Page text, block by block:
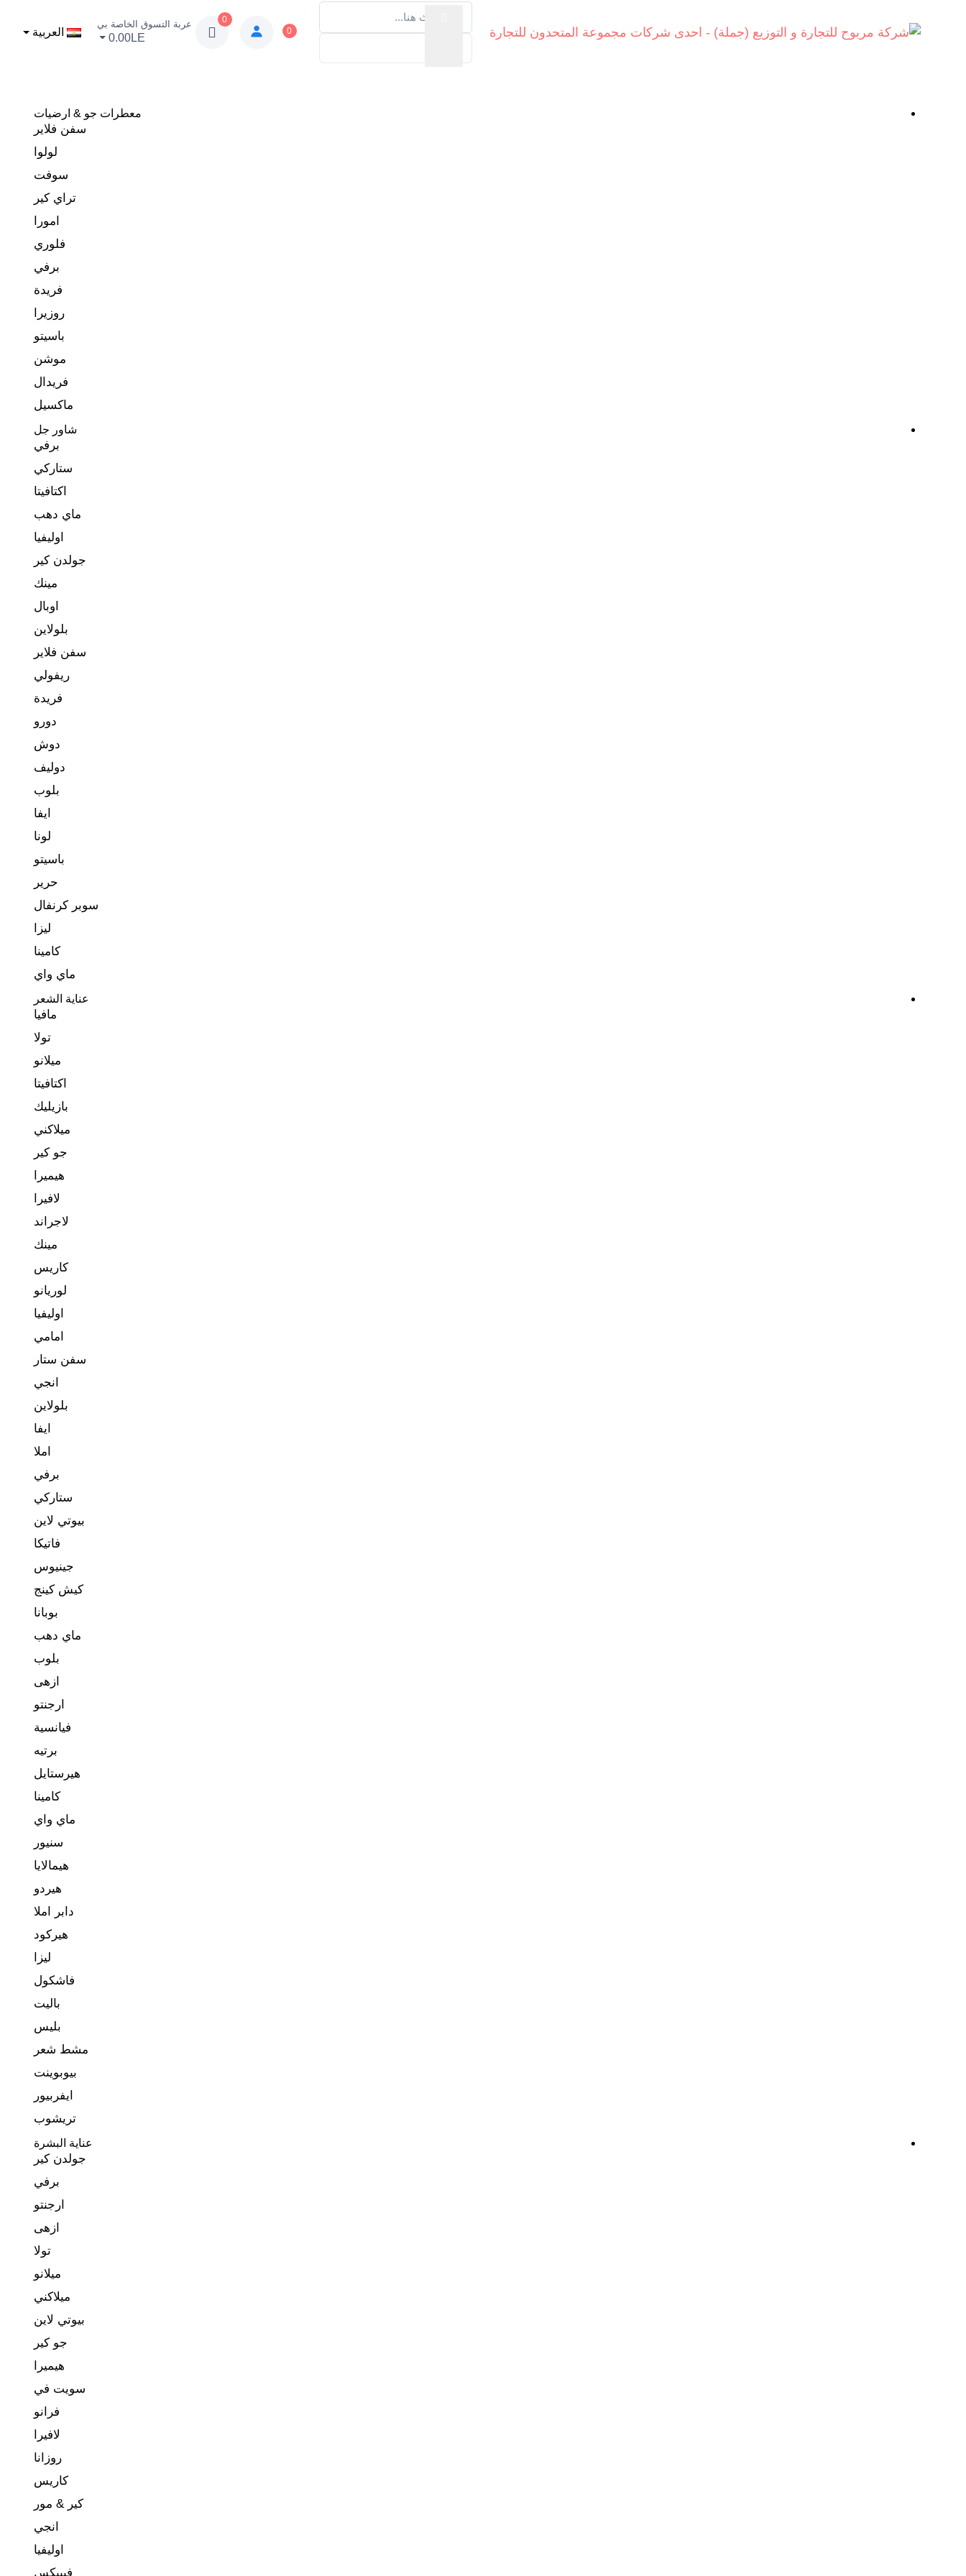
0
0 عربة التسوق الخاصة بي
0.00LE العربية
معطرات جو & ارضيات
سفن فلاير
لولوا
سوفت
تراي كير
امورا
فلوري
برفي
فريدة
روزيرا
باسيتو
موشن
فريدال
ماكسيل
شاور جل
برفي
ستاركي
اكتافيتا
ماي دهب
اوليفيا
جولدن كير
مينك
اوبال
بلولاين
سفن فلاير
ريفولي
فريدة
دورو
دوش
دوليف
بلوب
ايفا
لونا
باسيتو
حرير
سوبر كرنفال
ليزا
كامينا
ماي واي
عناية الشعر
مافيا
تولا
ميلانو
اكتافيتا
بازيليك
ميلاكني
جو كير
هيميرا
لافيرا
لاجراند
مينك
كاريس
لوريانو
اوليفيا
امامي
سفن ستار
انجي
بلولاين
ايفا
املا
برفي
ستاركي
بيوتي لاين
فاتيكا
جينيوس
كيش كينج
بوبانا
ماي دهب
بلوب
ازهى
ارجنتو
فيانسية
برتيه
هيرستايل
كامينا
ماي واي
سنيور
هيمالايا
هيردو
دابر املا
هيركود
ليزا
فاشكول
باليت
بليس
مشط شعر
بيوبوينت
ايفربيور
تريشوب
عناية البشرة
جولدن كير
برفي
ارجنتو
ازهى
تولا
ميلانو
ميلاكني
بيوتي لاين
جو كير
هيميرا
سويت في
فرانو
لافيرا
روزانا
كاريس
كير & مور
انجي
اوليفيا
فيبيكس